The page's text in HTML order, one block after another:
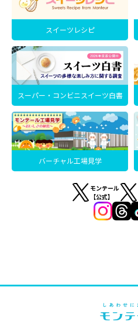
スイーツレシピ
スーパー・コンビニスイーツ白書
バーチャル工場見学
モンテール
【公式】